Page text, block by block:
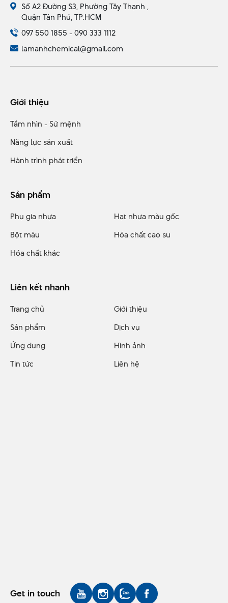
Số A2 Đường S3, Phường Tây Thạnh ,
Quận Tân Phú, TP.HCM
097 550 1855 - 090 333 1112
lamanhchemical@gmail.com
Giới thiệu
Tầm nhìn - Sứ mệnh
Năng lực sản xuất
Hành trình phát triển
Sản phẩm
Phụ gia nhựa
Hạt nhựa màu gốc
Bột màu
Hóa chất cao su
Hóa chất khác
Liên kết nhanh
Trang chủ
Giới thiệu
Sản phẩm
Dịch vụ
Ứng dụng
Hình ảnh
Tin tức
Liên hệ
Get in touch